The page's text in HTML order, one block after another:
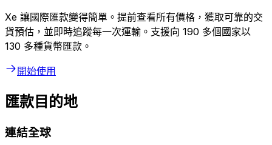
Xe 讓國際匯款變得簡單。提前查看所有價格，獲取可靠的交
貨預估，並即時追蹤每一次運輸。支援向 190 多個國家以
130 多種貨幣匯款。
開始使用
匯款目的地
連結全球